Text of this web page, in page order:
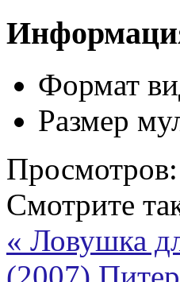
Формат
Размер
Просмотров:
Смотрите
« Ловушка